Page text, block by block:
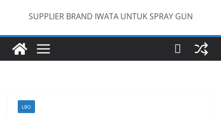
SUPPLIER BRAND IWATA UNTUK SPRAY GUN
LBO